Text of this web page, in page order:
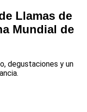
Llamas de
Mundial de
degustaciones y un